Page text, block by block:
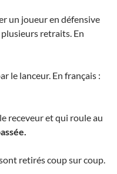
un joueur en défensive
retraits. En
le lanceur. En français :
receveur et qui roule au
retirés coup sur coup.